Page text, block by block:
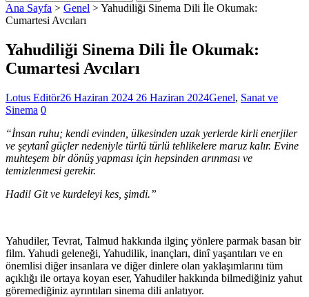
Ana Sayfa > Genel >Yahudiliği Sinema Dili İle Okumak:
Cumartesi Avcıları
Yahudiliği Sinema Dili İle Okumak:
Cumartesi Avcıları
Lotus Editör26 Haziran 2024 26 Haziran 2024Genel, Sanat ve
Sinema 0
“İnsan ruhu; kendi evinden, ülkesinden uzak yerlerde kirli enerjiler
ve şeytanî güçler nedeniyle türlü türlü tehlikelere maruz kalır. Evine
muhteşem bir dönüş yapması için hepsinden arınması ve
temizlenmesi gerekir.
Hadi! Git ve kurdeleyi kes, şimdi.”
Yahudiler, Tevrat, Talmud hakkında ilginç yönlere parmak basan bir
film. Yahudi geleneği, Yahudilik, inançları, dinî yaşantıları ve en
önemlisi diğer insanlara ve diğer dinlere olan yaklaşımlarını tüm
açıklığı ile ortaya koyan eser, Yahudiler hakkında bilmediğiniz yahut
göremediğiniz ayrıntıları sinema dili anlatıyor.